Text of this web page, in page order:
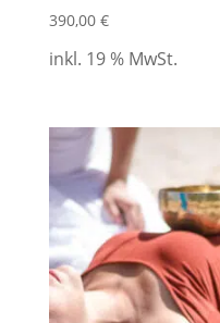
390,00 €
inkl. 19 % MwSt.